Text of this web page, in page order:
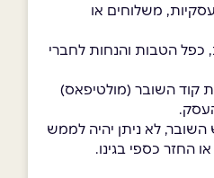
משלוחים או
כפל הטבות והנחות לחברי
קוד השובר (מולטיפאס)
לא ניתן יהיה לממש
החזר כספי בגינו.